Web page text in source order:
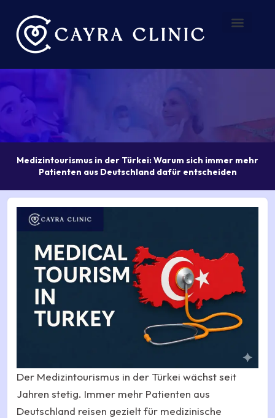
Inhalt
springen
Medizintourismus in der Türkei: Warum sich immer mehr
Patienten aus Deutschland dafür entscheiden
Der Medizintourismus in der Türkei wächst seit
Jahren stetig. Immer mehr Patienten aus
Deutschland reisen gezielt für medizinische